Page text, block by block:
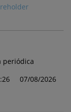
periódica
07/08/2026